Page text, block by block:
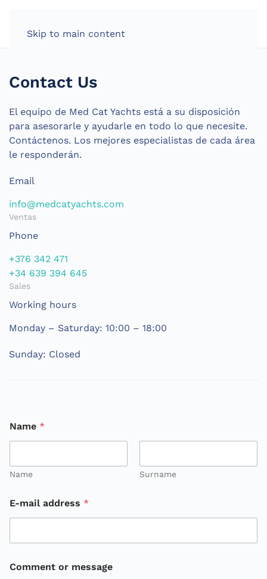
Skip to main content
Contact Us
El equipo de Med Cat Yachts está a su disposición
para asesorarle y ayudarle en todo lo que necesite.
Contáctenos. Los mejores especialistas de cada área
le responderán.
Email
info@medcatyachts.com
Ventas
Phone
+376 342 471
+34 639 394 645
Sales
Working hours
Monday – Saturday: 10:00 – 18:00
Sunday: Closed
r
m
s
s
e
Name *
Name Surname
E-mail address *
Comment or message